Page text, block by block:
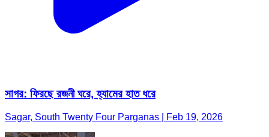
সাগর: ফিরছে রজনী ঘরে, হ্যামের হাত ধরে
Sagar, South Twenty Four Parganas | Feb 19, 2026